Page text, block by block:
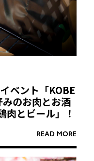
ベント「KOBE
のお肉とお酒
肉とビール」！
READ MORE